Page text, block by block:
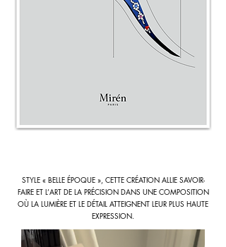
STYLE « BELLE ÉPOQUE », CETTE CRÉATION ALLIE SAVOIR-
FAIRE ET L’ART DE LA PRÉCISION DANS UNE COMPOSITION
OÙ LA LUMIÈRE ET LE DÉTAIL ATTEIGNENT LEUR PLUS HAUTE
EXPRESSION.